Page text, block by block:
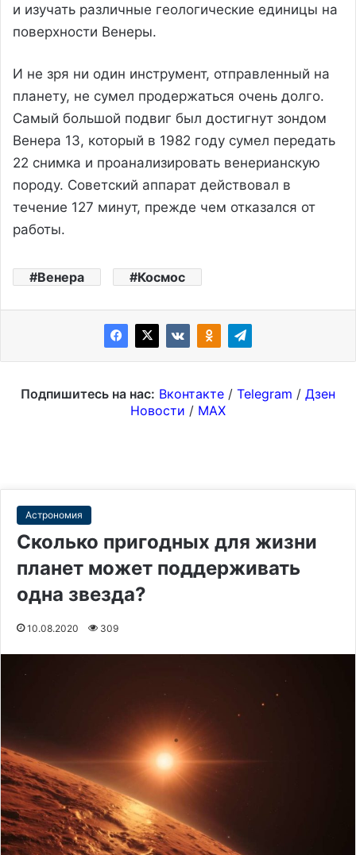
и изучать различные геологические единицы на
поверхности Венеры.
И не зря ни один инструмент, отправленный на
планету, не сумел продержаться очень долго.
Самый большой подвиг был достигнут зондом
Венера 13, который в 1982 году сумел передать
22 снимка и проанализировать венерианскую
породу. Советский аппарат действовал в
течение 127 минут, прежде чем отказался от
работы.
Венера Космос
Подпишитесь на нас: Вконтакте / Telegram / Дзен
Новости / MAX